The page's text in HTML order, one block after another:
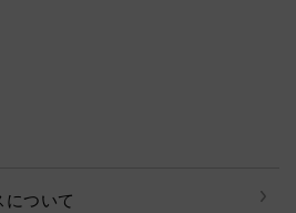
ついて